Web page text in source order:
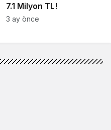
7.1 Milyon TL!
3 ay önce